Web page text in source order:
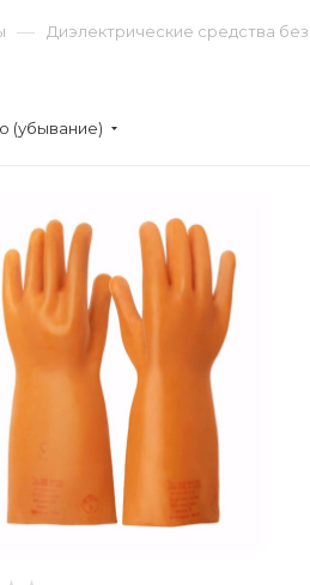
— Диэлектрические средства
(убывание)